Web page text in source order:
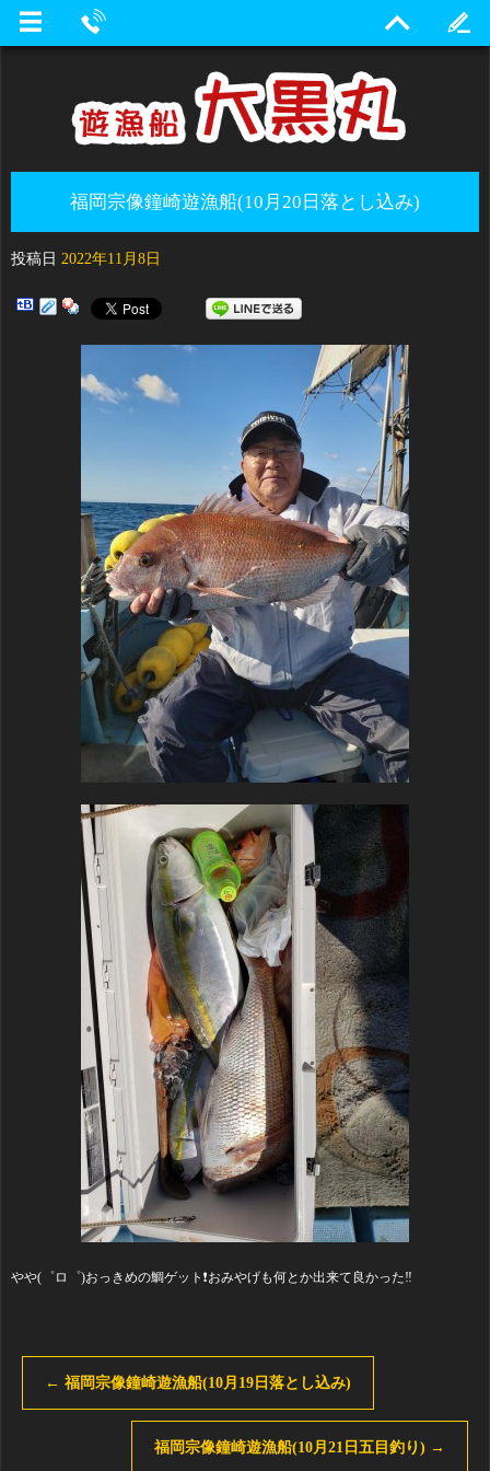
福岡宗像鐘崎遊漁船(10月20日落とし込み)
投稿日 2022年11月8日
やや(゜ロ゜)おっきめの鯛ゲット❗おみやげも何とか出来て良かった‼️
← 福岡宗像鐘崎遊漁船(10月19日落とし込み)
福岡宗像鐘崎遊漁船(10月21日五目釣り) →